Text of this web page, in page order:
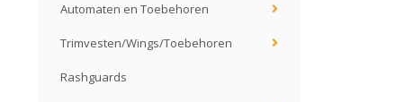
Automaten en Toebehoren
Trimvesten/Wings/Toebehoren
Rashguards